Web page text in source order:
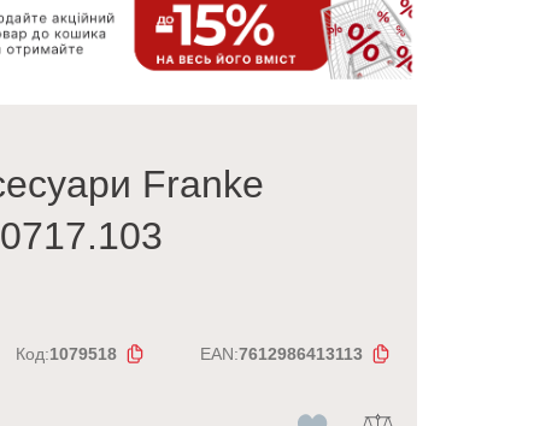
Franke
Код:1079518 EAN:7612986413113